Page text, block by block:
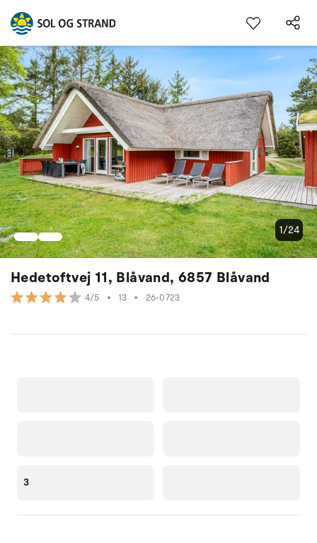
Hedetoftvej 11, Blåvand, 6857 Blåvand
4/5 • 13 • 26-0723
1/24
3